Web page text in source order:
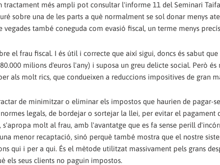
tractament més ampli pot consultar l'informe 11 del Seminari
sobre una de les parts a què normalment se sol donar menys
vegades també coneguda com evasió fiscal, un terme menys
el frau fiscal. I és útil i correcte que així sigui, doncs és sabut
milions d'euros l'any) i suposa un greu delicte social. Però
als molt rics, que condueixen a reduccions impositives de gran
de minimitzar o eliminar els impostos que haurien de pagar-
legals, de bordejar o sortejar la llei, per evitar el pagament
molt al frau, amb l'avantatge que es fa sense perill
menor recaptació, sinó perquè també mostra que el nostre
qui i per a qui. És el mètode utilitzat massivament pels grans
els seus clients no paguin impostos.